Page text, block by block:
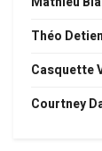
Théo
Casquette
Courtney